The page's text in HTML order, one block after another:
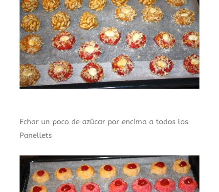
Echar un poco de azúcar por encima a todos los
Panellets